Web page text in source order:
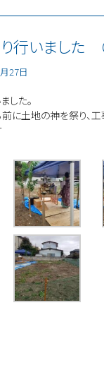
行いました
27日
した。
に土地の神を祭り、工